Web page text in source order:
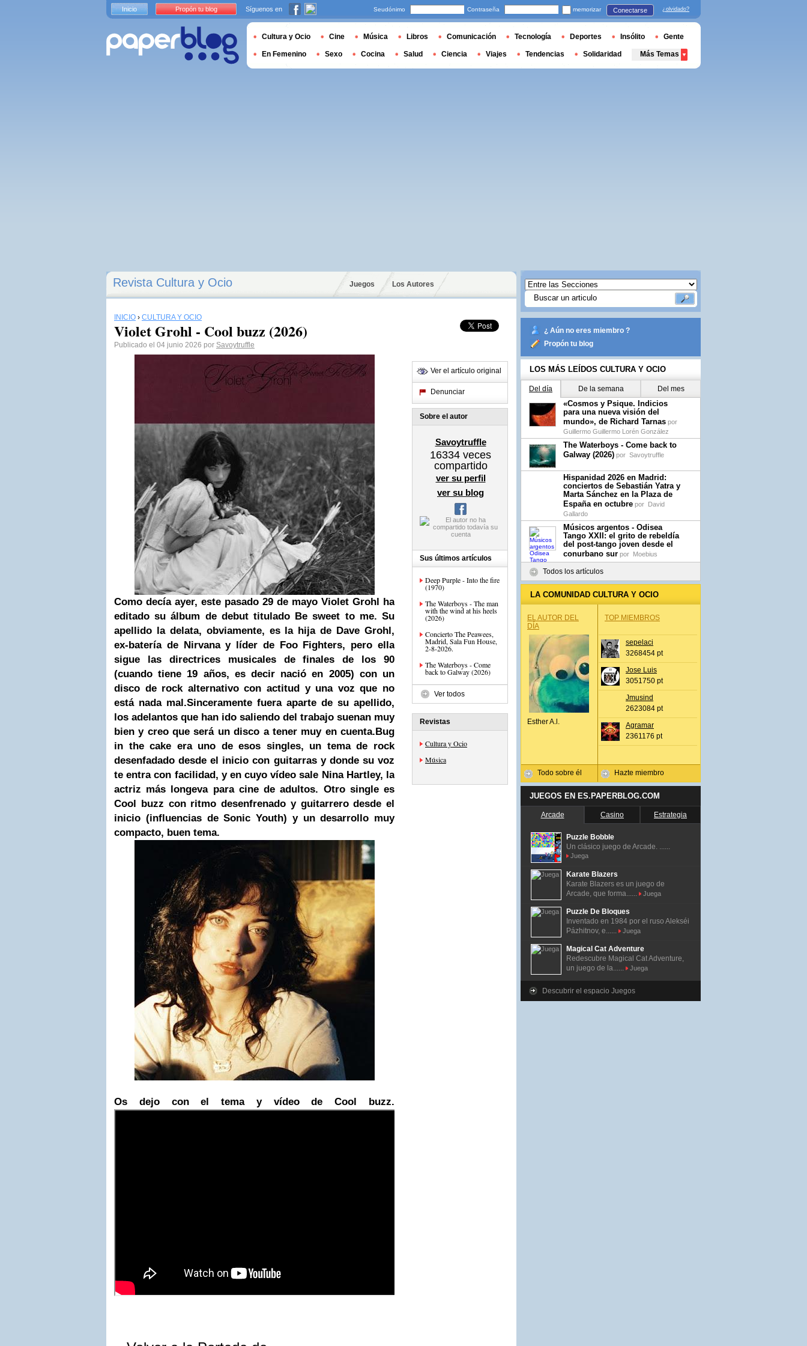
Revista Cultura y Ocio Juegos Los Autores
INICIO › CULTURA Y OCIO
Violet Grohl - Cool buzz (2026)
Publicado el 04 junio 2026 por Savoytruffle
Como decía ayer, este pasado 29 de mayo Violet Grohl ha
editado su álbum de debut titulado Be sweet to me. Su
apellido la delata, obviamente, es la hija de Dave Grohl,
ex-batería de Nirvana y líder de Foo Fighters, pero ella
sigue las directrices musicales de finales de los 90
(cuando tiene 19 años, es decir nació en 2005) con un
disco de rock alternativo con actitud y una voz que no
está nada mal.Sinceramente fuera aparte de su apellido,
los adelantos que han ido saliendo del trabajo suenan muy
bien y creo que será un disco a tener muy en cuenta.Bug
in the cake era uno de esos singles, un tema de rock
desenfadado desde el inicio con guitarras y donde su voz
te entra con facilidad, y en cuyo vídeo sale Nina Hartley, la
actriz más longeva para cine de adultos. Otro single es
Cool buzz con ritmo desenfrenado y guitarrero desde el
inicio (influencias de Sonic Youth) y un desarrollo muy
compacto, buen tema.
Os dejo con el tema y vídeo de Cool buzz.
Ver el artículo original
Denunciar
Sobre el autor
Savoytruffle
16334 veces
compartido
ver su perfil
ver su blog
Sus últimos artículos
Deep Purple - Into the fire
(1970)
The Waterboys - The man
with the wind at his heels
(2026)
Concierto The Peawees,
Madrid, Sala Fun House,
2-8-2026.
The Waterboys - Come
back to Galway (2026)
Ver todos
Revistas
Cultura y Ocio
Música
¿ Aún no eres miembro ?
Propón tu blog
LOS MÁS LEÍDOS CULTURA Y OCIO
Del día De la semana Del mes
«Cosmos y Psique. Indicios
para una nueva visión del
mundo», de Richard Tarnas por
Guillermo Guillermo Lorén González
The Waterboys - Come back to
Galway (2026) por Savoytruffle
Hispanidad 2026 en Madrid:
conciertos de Sebastián Yatra y
Marta Sánchez en la Plaza de
España en octubre por David
Gallardo
Músicos argentos - Odisea
Tango XXII: el grito de rebeldía
del post-tango joven desde el
conurbano sur por Moebius
Todos los artículos
LA COMUNIDAD CULTURA Y OCIO
EL AUTOR DEL
DÍA
Esther A.l.
Todo sobre él
TOP MIEMBROS
sepelaci
3268454 pt
Jose Luis
3051750 pt
Jmusind
2623084 pt
Agramar
2361176 pt
Hazte miembro
JUEGOS EN ES.PAPERBLOG.COM
Arcade Casino Estrategia
Puzzle Bobble
Un clásico juego de Arcade. ......
Juega
Karate Blazers
Karate Blazers es un juego de
Arcade, que forma......
Juega
Puzzle De Bloques
Inventado en 1984 por el ruso Alekséi
Pázhitnov, e......
Juega
Magical Cat Adventure
Redescubre Magical Cat Adventure,
un juego de la......
Juega
Descubrir el espacio Juegos
Inicio Propón tu blog Síguenos en Seudónimo Contraseña memorizar Conectarse ¿olvidado?
Cultura y Ocio Cine Música Libros Comunicación Tecnología Deportes Insólito Gente
En Femenino Sexo Cocina Salud Ciencia Viajes Tendencias Solidaridad Más Temas